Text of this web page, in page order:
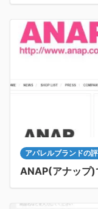
アパレルブランドの
ANAP(アナップ)